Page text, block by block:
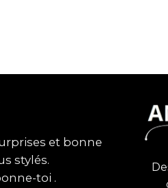
et bonne
stylés.
toi .